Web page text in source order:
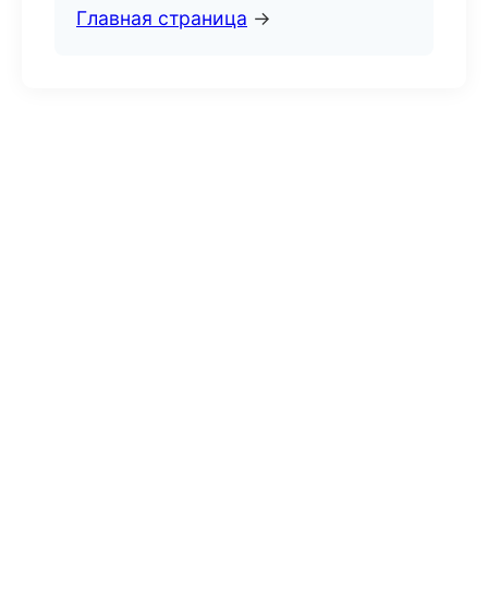
Главная страница →